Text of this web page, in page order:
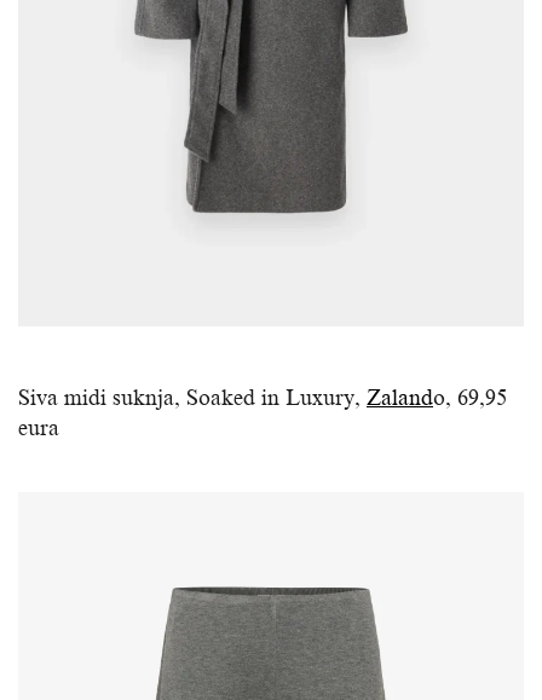
Siva midi suknja, Soaked in Luxury, Zalando, 69,95
eura